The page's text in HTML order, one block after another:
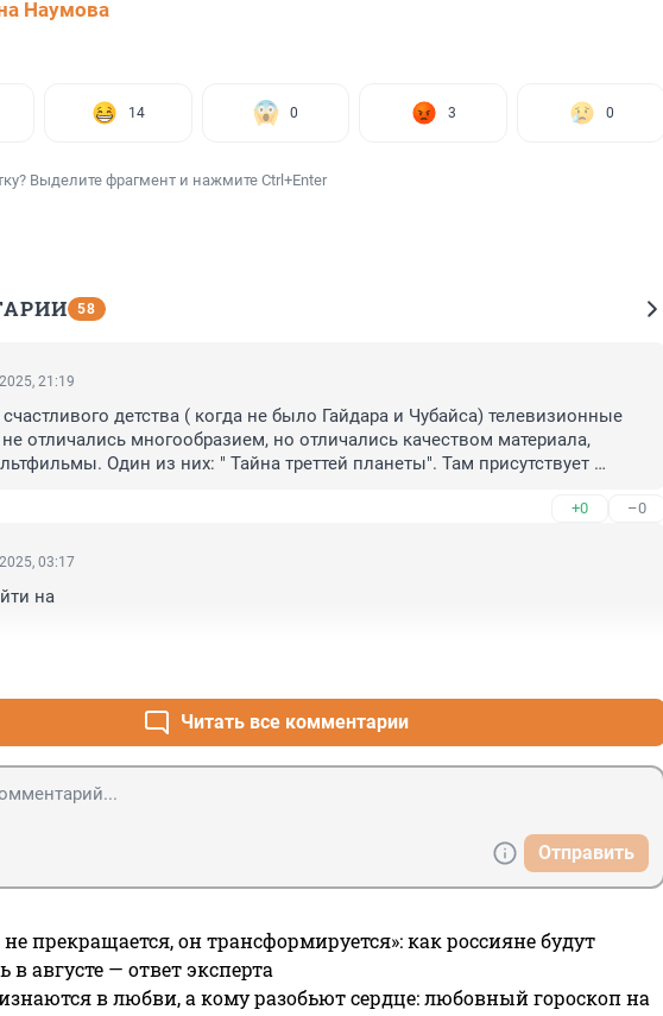
Наумова
14 0 3 0
Выделите фрагмент и нажмите Ctrl+Enter
58
21:19
детства ( когда не было Гайдара и Чубайса) телевизионные
отличались многообразием, но отличались качеством материала,
Один из них: " Тайна треттей планеты". Там присутствует
+0 –0
03:17
на
Читать все комментарии
Отправить
прекращается, он трансформируется»: как россияне будут
в августе — ответ эксперта
в любви, а кому разобьют сердце: любовный гороскоп на